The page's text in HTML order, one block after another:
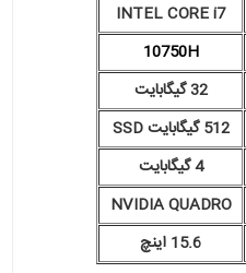
INTEL CORE i7
10750H
32 گیگابایت
512 گیگابایت SSD
4 گیگابایت
NVIDIA QUADRO
15.6 اینچ